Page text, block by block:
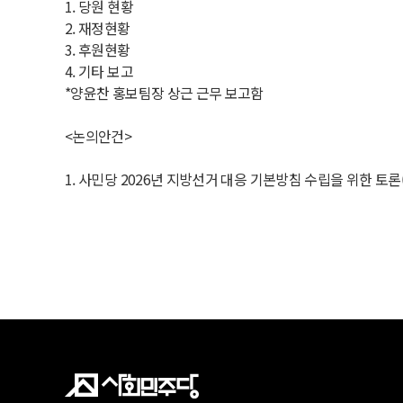
1. 당원 현황
2. 재정현황
3. 후원현황
4. 기타 보고
*양윤찬 홍보팀장 상근 근무 보고함
<논의안건>
1. 사민당 2026년 지방선거 대응 기본방침 수립을 위한 토